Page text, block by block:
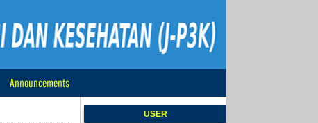
USER
Announcements